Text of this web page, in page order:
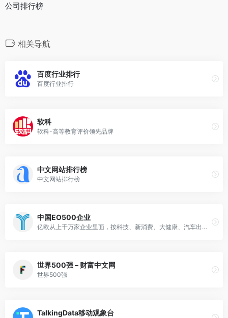
公司排行榜
相关导航
百度行业排行
百度行业排行
软科
软科-高等教育评价领先品牌
中文网站排行榜
中文网站排行榜
中国EO500企业
亿欧从上千万家企业里面，按科技、新消费、大健康、汽车出行、产业互联网、金融、传媒、房产新居住等进行领域划分，筛选出中国最有创新性的企业，组成了中国EO500名单。
世界500强 – 财富中文网
世界500强
TalkingData移动观象台